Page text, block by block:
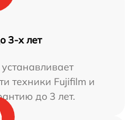
3-х лет
техники Fujifilm и
до 3 лет.